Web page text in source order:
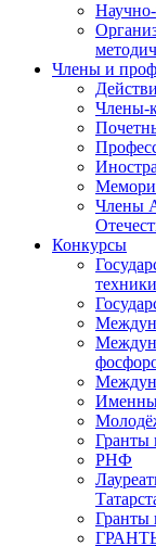
Члены и
Члены-
Члены
Конкурсы
техники
Гранты
РНФ
Гранты